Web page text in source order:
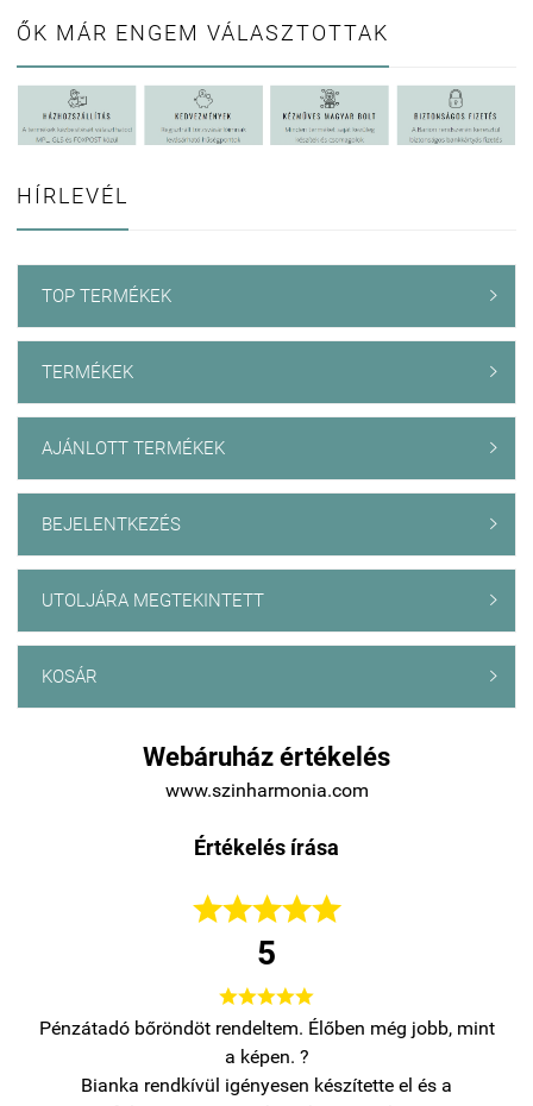
ŐK MÁR ENGEM VÁLASZTOTTAK
HÍRLEVÉL
TOP TERMÉKEK 
TERMÉKEK 
AJÁNLOTT TERMÉKEK 
BEJELENTKEZÉS 
UTOLJÁRA MEGTEKINTETT 
KOSÁR 
Webáruház értékelés
www.szinharmonia.com
Értékelés írása

5

Pénzátadó bőröndöt rendeltem. Élőben még jobb, mint
a képen. ?
Bianka rendkívül igényesen készítette el és a